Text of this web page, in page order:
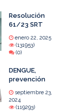
Resolución
61/23 SRT
enero 22, 2025
(131953)
(0)
DENGUE,
prevención
septiembre 23,
2024
(119293)